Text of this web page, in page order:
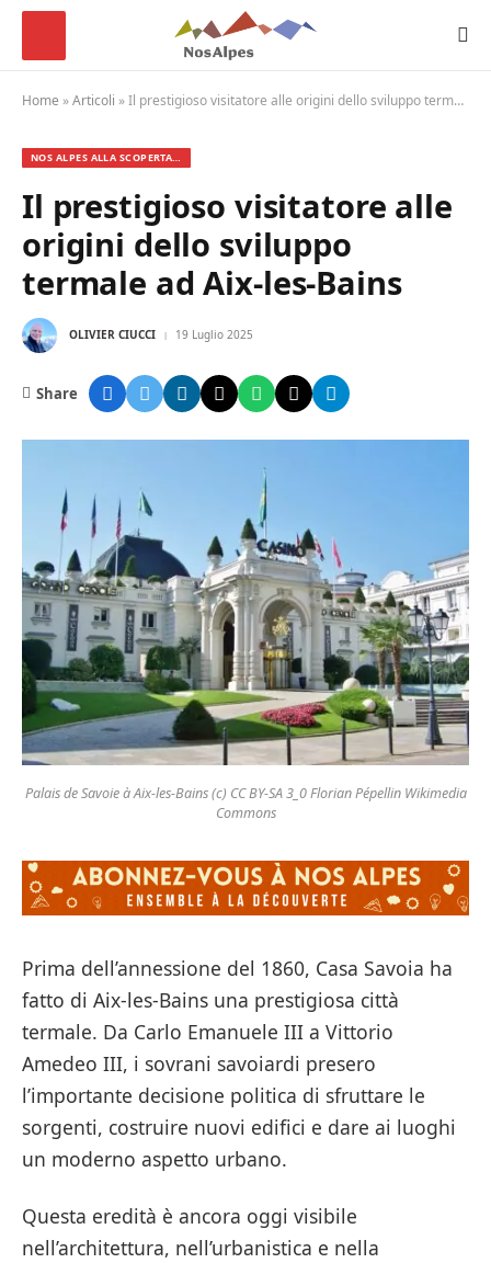
Home »Articoli »Il prestigioso visitatore alle origini dello sviluppo termale ad Aix-les-Bains
NOS ALPES ALLA SCOPERTA…
Il prestigioso visitatore alle
origini dello sviluppo
termale ad Aix-les-Bains
OLIVIER CIUCCI 19 Luglio 2025
Share
Palais de Savoie à Aix-les-Bains (c) CC BY-SA 3_0 Florian Pépellin Wikimedia
Commons
Prima dell’annessione del 1860, Casa Savoia ha
fatto di Aix-les-Bains una prestigiosa città
termale. Da Carlo Emanuele III a Vittorio
Amedeo III, i sovrani savoiardi presero
l’importante decisione politica di sfruttare le
sorgenti, costruire nuovi edifici e dare ai luoghi
un moderno aspetto urbano.
Questa eredità è ancora oggi visibile
nell’architettura, nell’urbanistica e nella